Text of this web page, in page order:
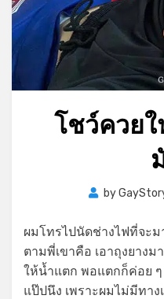
โชว์ควย
by
ผมโทรไปนัดช่างไฟที่จะ
ตามพี่เขาคือ เอาถุงยางม
ให้น้ำแตก พอแตกก็ค่อย
แป๊ปนึง เพราะผมไม่มีทาง